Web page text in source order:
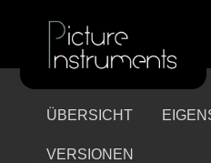
ÜBERSICHT
VERSIONEN